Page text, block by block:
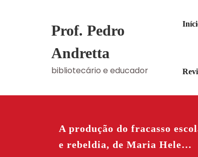
Prof. Pedro
Andretta
bibliotecário e educador
A produção do fracasso
e rebeldia, de Maria Hele…